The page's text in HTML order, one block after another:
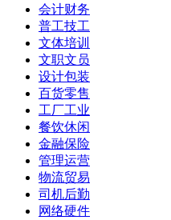
会计财务
普工技工
文体培训
文职文员
设计包装
百货零售
工厂工业
餐饮休闲
金融保险
管理运营
物流贸易
司机后勤
网络硬件